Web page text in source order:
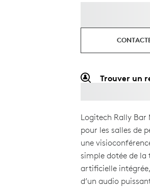
Trouver un
Logitech Rally
pour les salles de
une
simple dotée de la
artificielle
d’un audio